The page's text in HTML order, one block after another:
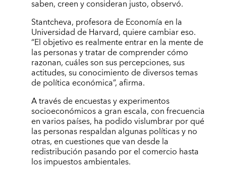
saben, creen y consideran justo, observó.
Stantcheva, profesora de Economía en la
Universidad de Harvard, quiere cambiar eso.
“El objetivo es realmente entrar en la mente de
las personas y tratar de comprender cómo
razonan, cuáles son sus percepciones, sus
actitudes, su conocimiento de diversos temas
de política económica”, afirma.
A través de encuestas y experimentos
socioeconómicos a gran escala, con frecuencia
en varios países, ha podido vislumbrar por qué
las personas respaldan algunas políticas y no
otras, en cuestiones que van desde la
redistribución pasando por el comercio hasta
los impuestos ambientales.